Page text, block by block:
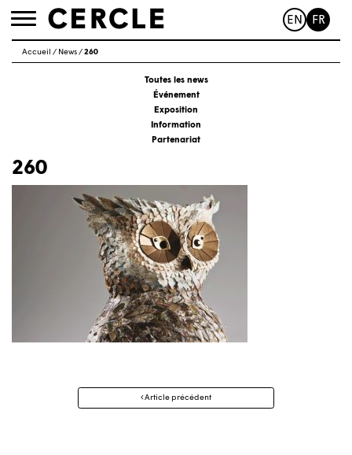
Toggle
EN FR
Accueil / News/260
Toutes les news
Événement
Exposition
Information
Partenariat
260
Navigation
Article précédent